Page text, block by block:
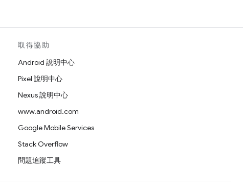
取得協助
Android 說明中心
Pixel 說明中心
Nexus 說明中心
www.android.com
Google Mobile Services
Stack Overflow
問題追蹤工具